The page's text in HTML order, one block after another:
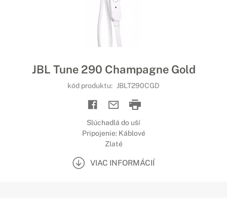
JBL Tune 290 Champagne Gold
kód produktu: JBLT290CGD
Slúchadlá do uší
Pripojenie: Káblové
Zlaté
VIAC INFORMÁCIÍ